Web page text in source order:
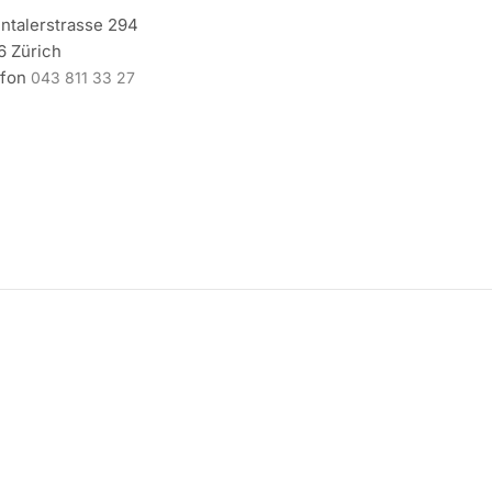
294
Zürich
043 811 33 27